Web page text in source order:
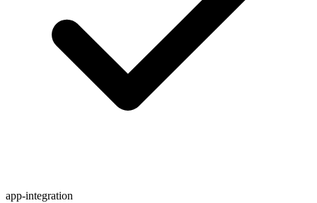
app-integration